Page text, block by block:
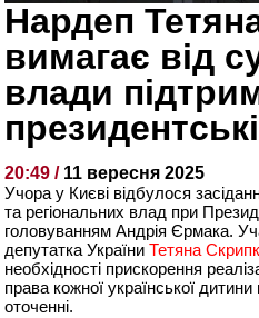
Нардеп
вимагає від
влади
20:49 / 11 вересня 2025
Учора у Києві відбулося
та регіональних влад при
головуванням Андрія Єрмака.
депутатка УкраїниТетяна
необхідності прискорення
права кожної української
оточенні.